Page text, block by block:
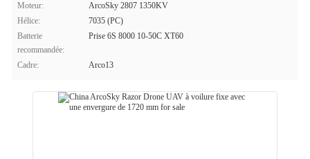
Moteur:
ArcoSky 2807 1350KV
Hélice:
7035 (PC)
Batterie
recommandée:
Prise 6S 8000 10-50C XT60
Cadre: Arco13